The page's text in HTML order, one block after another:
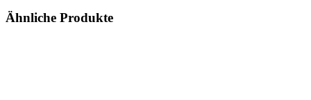
Ähnliche Produkte